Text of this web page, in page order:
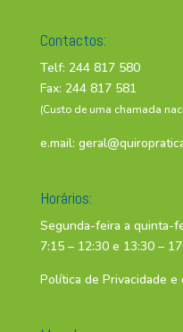
Contactos:
Telf: 244 817 580
Fax: 244 817 581
(Custo de uma chamada
e.mail:
Horários:
Segunda-feira a quinta-
7:15 – 12:30 e 13:30 –
Política de Privacidade e